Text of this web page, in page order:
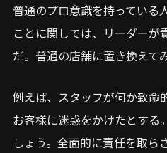
普通のプロ意識を持っている
ことに関しては、リーダーが
だ。普通の店舗に置き換えて
例えば、スタッフが何か致命
お客様に迷惑をかけたとする
しょう。全面的に責任を取ら